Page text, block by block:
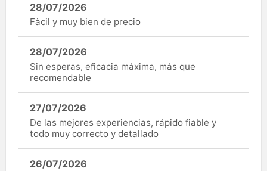
28/07/2026
Fàcil y muy bien de precio
28/07/2026
Sin esperas, eficacia máxima, más que
recomendable
27/07/2026
De las mejores experiencias, rápido fiable y
todo muy correcto y detallado
26/07/2026